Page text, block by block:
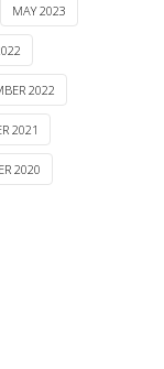
MAY 2023
2022
2021
2020